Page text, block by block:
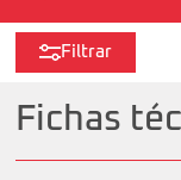
Filtrar
Fichas